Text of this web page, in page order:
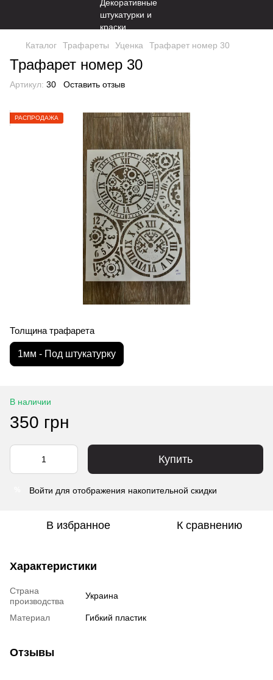
Каталог Трафареты Уценка Трафарет номер 30
Трафарет номер 30
Артикул: 30 Оставить отзыв
РАСПРОДАЖА
Толщина трафарета
1мм - Под штукатурку
В наличии
350 грн
Купить
Войти для отображения накопительной скидки
В избранное К сравнению
Характеристики
Страна
производства
Украина
Материал Гибкий пластик
Отзывы